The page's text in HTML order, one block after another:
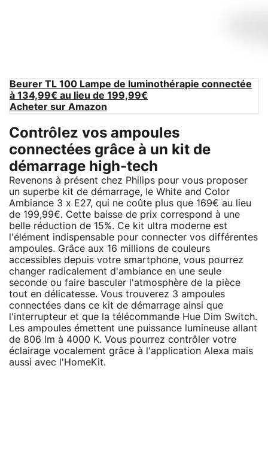
Beurer TL 100 Lampe de luminothérapie connectée
à 134,99€ au lieu de 199,99€
Acheter sur Amazon
Contrôlez vos ampoules
connectées grâce à un kit de
démarrage high-tech
Revenons à présent chez Philips pour vous proposer
un superbe kit de démarrage, le White and Color
Ambiance 3 x E27, qui ne coûte plus que 169€ au lieu
de 199,99€. Cette baisse de prix correspond à une
belle réduction de 15%. Ce kit ultra moderne est
l'élément indispensable pour connecter vos différentes
ampoules. Grâce aux 16 millions de couleurs
accessibles depuis votre smartphone, vous pourrez
changer radicalement d'ambiance en une seule
seconde ou faire basculer l'atmosphère de la pièce
tout en délicatesse. Vous trouverez 3 ampoules
connectées dans ce kit de démarrage ainsi que
l'interrupteur et que la télécommande Hue Dim Switch.
Les ampoules émettent une puissance lumineuse allant
de 806 lm à 4000 K. Vous pourrez contrôler votre
éclairage vocalement grâce à l'application Alexa mais
aussi avec l'HomeKit.